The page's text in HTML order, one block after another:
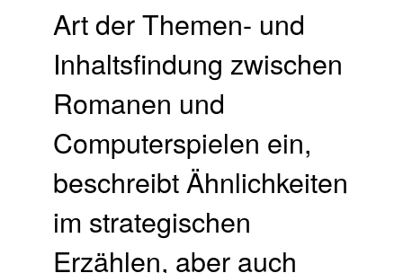
Art der Themen- und
Inhaltsfindung zwischen
Romanen und
Computerspielen ein,
beschreibt Ähnlichkeiten
im strategischen
Erzählen, aber auch